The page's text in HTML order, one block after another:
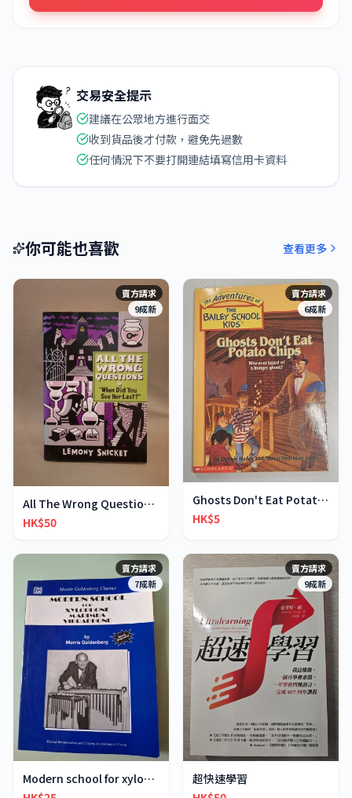
交易安全提示
建議在公眾地方進行面交
收到貨品後才付款，避免先過數
任何情況下不要打開連結填寫信用卡資料
你可能也喜歡 查看更多
賣方請求
9成新
All The Wrong Questions 2: "When Did You See Her L
HK$50
賣方請求
6成新
Ghosts Don't Eat Potato Chips
HK$5
賣方請求
7成新
Modern school for xylophone marimba vibraphone
賣方請求
9成新
超快速學習